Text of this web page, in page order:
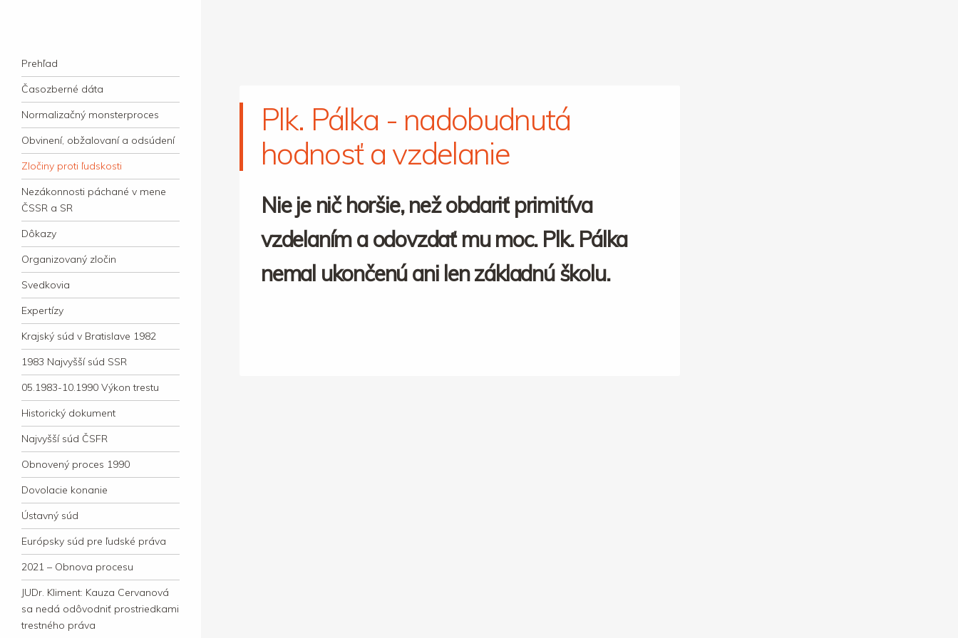
súdny proces v dejnách slovenskej justície
Navigation
Skip to content
Prehľad
Časozberné dáta
Normalizačný monsterproces
Obvinení, obžalovaní a odsúdení
Zločiny proti ľudskosti
Nezákonnosti páchané v mene
ČSSR a SR
Dôkazy
Organizovaný zločin
Svedkovia
Expertízy
Krajský súd v Bratislave 1982
1983 Najvyšší súd SSR
05.1983-10.1990 Výkon trestu
Historický dokument
Najvyšší súd ČSFR
Obnovený proces 1990
Dovolacie konanie
Ústavný súd
Európsky súd pre ľudské práva
2021 – Obnova procesu
JUDr. Kliment: Kauza Cervanová
sa nedá odôvodniť prostriedkami
trestného práva
Plk. Pálka - nadobudnutá
hodnosť a vzdelanie
Nie je nič horšie, než obdariť primitíva
vzdelaním a odovzdať mu moc. Plk. Pálka
nemal ukončenú ani len základnú školu.